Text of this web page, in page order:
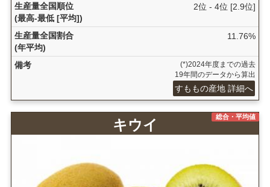
生産量全国順位
(最高-最低 [平均])
2位 - 4位 [2.9位]
生産量全国割合
(年平均)
11.76%
備考
(*)2024年度までの過去
19年間のデータから算出
すももの産地 詳細へ
総合・平均値
キウイ